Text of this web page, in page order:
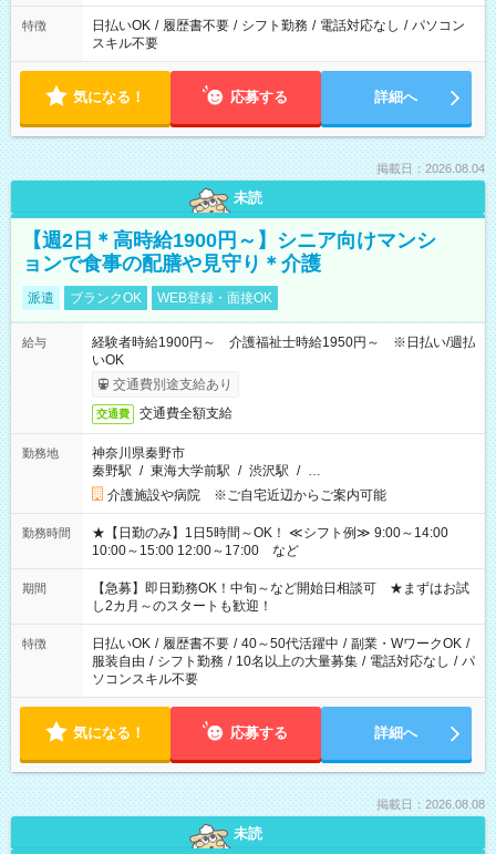
特徴 日払いOK / 履歴書不要 / シフト勤務 / 電話対応なし / パソコン
スキル不要
気になる！ 応募する 詳細へ
掲載日：2026.08.04
未読
【週2日＊高時給1900円～】シニア向けマンシ
ョンで食事の配膳や見守り＊介護
派遣 ブランクOK WEB登録・面接OK
給与
経験者時給1900円～ 介護福祉士時給1950円～ ※日払い/週払
いOK
交通費別途支給あり
交通費 交通費全額支給
勤務地
神奈川県秦野市
秦野駅 / 東海大学前駅 / 渋沢駅 / …
介護施設や病院 ※ご自宅近辺からご案内可能
勤務時間
★【日勤のみ】1日5時間～OK！ ≪シフト例≫ 9:00～14:00
10:00～15:00 12:00～17:00 など
期間
【急募】即日勤務OK！中旬～など開始日相談可 ★まずはお試
し2カ月～のスタートも歓迎！
特徴 日払いOK / 履歴書不要 / 40～50代活躍中 / 副業・WワークOK /
服装自由 / シフト勤務 / 10名以上の大量募集 / 電話対応なし / パ
ソコンスキル不要
気になる！ 応募する 詳細へ
掲載日：2026.08.08
未読